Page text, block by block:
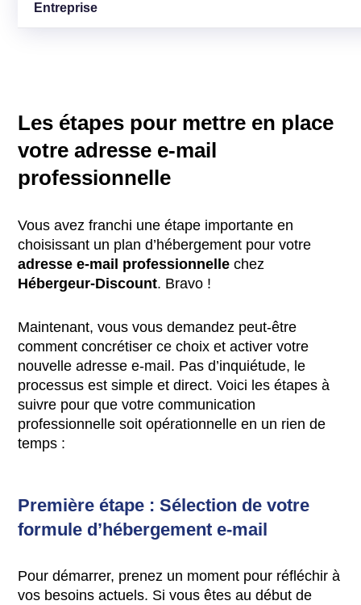
Entreprise
Les étapes pour mettre en place
votre adresse e-mail
professionnelle
Vous avez franchi une étape importante en
choisissant un plan d’hébergement pour votre
adresse e-mail professionnelle chez
Hébergeur-Discount. Bravo !
Maintenant, vous vous demandez peut-être
comment concrétiser ce choix et activer votre
nouvelle adresse e-mail. Pas d’inquiétude, le
processus est simple et direct. Voici les étapes à
suivre pour que votre communication
professionnelle soit opérationnelle en un rien de
temps :
Première étape : Sélection de votre
formule d’hébergement e-mail
Pour démarrer, prenez un moment pour réfléchir à
vos besoins actuels. Si vous êtes au début de